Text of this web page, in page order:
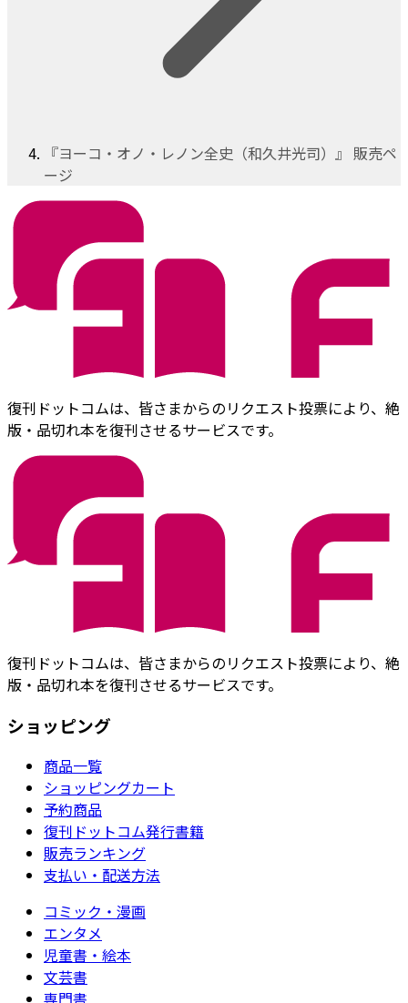
『ヨーコ・オノ・レノン全史（和久井光司）』 販売ペ
ージ
復刊ドットコムは、皆さまからのリクエスト投票により、絶
版・品切れ本を復刊させるサービスです。
復刊ドットコムは、皆さまからのリクエスト投票により、絶
版・品切れ本を復刊させるサービスです。
ショッピング
商品一覧
ショッピングカート
予約商品
復刊ドットコム発行書籍
販売ランキング
支払い・配送方法
コミック・漫画
エンタメ
児童書・絵本
文芸書
専門書